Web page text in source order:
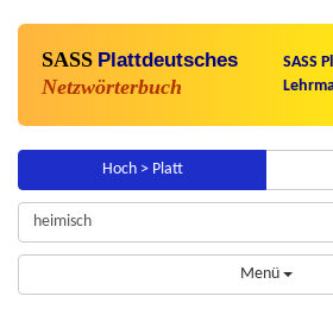
SASS Plattdeutsches
Netzwörterbuch
SASS
Hoch > Platt
Menü